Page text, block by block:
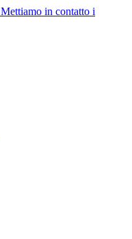
Mettiamo in contatto i